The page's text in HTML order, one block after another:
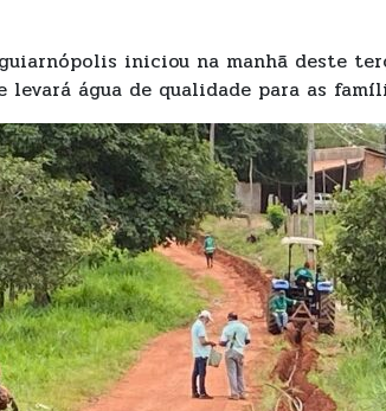
iniciou na manhã deste
levará água de qualidade para as